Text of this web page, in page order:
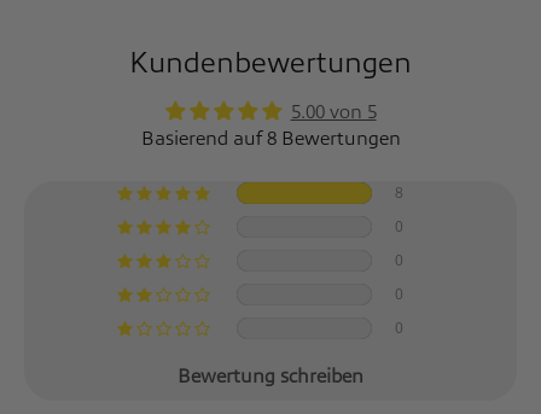
Kundenbewertungen
5.00 von 5
Basierend auf 8 Bewertungen
8
0
0
0
0
Bewertung schreiben